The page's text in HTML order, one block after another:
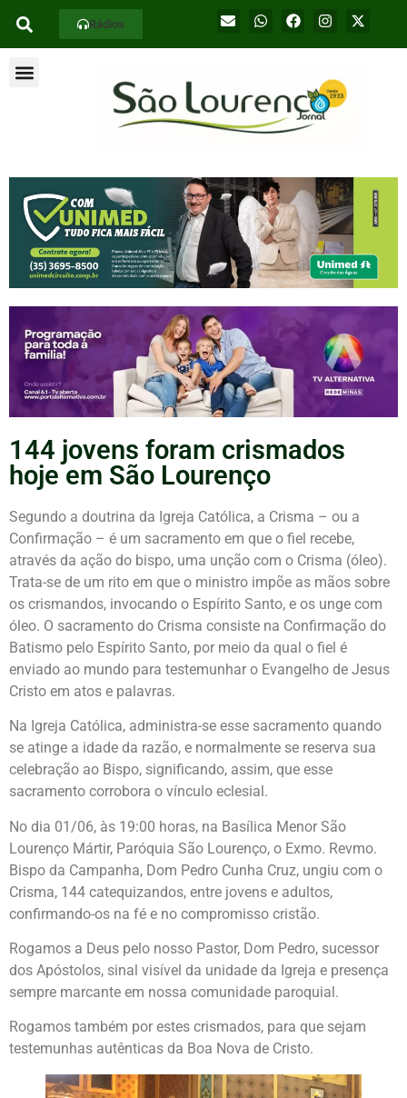
Rádios
144 jovens foram crismados
hoje em São Lourenço
Segundo a doutrina da Igreja Católica, a Crisma – ou a
Confirmação – é um sacramento em que o fiel recebe,
através da ação do bispo, uma unção com o Crisma (óleo).
Trata-se de um rito em que o ministro impõe as mãos sobre
os crismandos, invocando o Espírito Santo, e os unge com
óleo. O sacramento do Crisma consiste na Confirmação do
Batismo pelo Espírito Santo, por meio da qual o fiel é
enviado ao mundo para testemunhar o Evangelho de Jesus
Cristo em atos e palavras.
Na Igreja Católica, administra-se esse sacramento quando
se atinge a idade da razão, e normalmente se reserva sua
celebração ao Bispo, significando, assim, que esse
sacramento corrobora o vínculo eclesial.
No dia 01/06, às 19:00 horas, na Basílica Menor São
Lourenço Mártir, Paróquia São Lourenço, o Exmo. Revmo.
Bispo da Campanha, Dom Pedro Cunha Cruz, ungiu com o
Crisma, 144 catequizandos, entre jovens e adultos,
confirmando-os na fé e no compromisso cristão.
Rogamos a Deus pelo nosso Pastor, Dom Pedro, sucessor
dos Apóstolos, sinal visível da unidade da Igreja e presença
sempre marcante em nossa comunidade paroquial.
Rogamos também por estes crismados, para que sejam
testemunhas autênticas da Boa Nova de Cristo.